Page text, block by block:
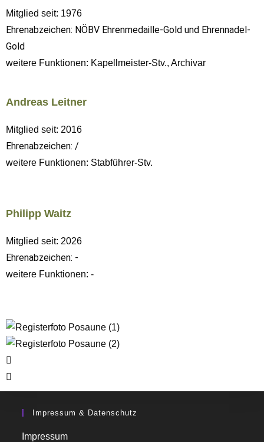
Mitglied seit: 1976
Ehrenabzeichen: NÖBV Ehrenmedaille-Gold und Ehrennadel-
Gold
weitere Funktionen: Kapellmeister-Stv., Archivar
Andreas Leitner
Mitglied seit: 2016
Ehrenabzeichen: /
weitere Funktionen: Stabführer-Stv.
Philipp Waitz
Mitglied seit: 2026
Ehrenabzeichen: -
weitere Funktionen: -
Impressum & Datenschutz
Impressum